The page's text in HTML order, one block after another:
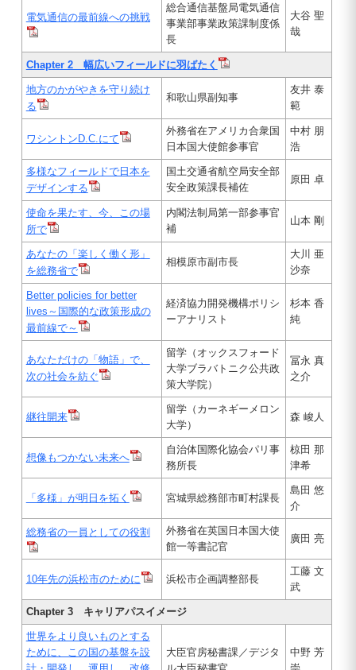
電気通信の最前線への挑戦
総合通信基盤局電気通信
事業部事業政策課制度係
長
大谷 聖
哉
Chapter 2 幅広いフィールドに羽ばたく
地方のかがやきを守り続け
る
和歌山県副知事
友井 泰
範
ワシントンD.C.にて
外務省在アメリカ合衆国
日本国大使館参事官
中村 朋
浩
多様なフィールドで日本を
デザインする
国土交通省航空局安全部
安全政策課長補佐
原田 卓
使命を果たす、今、この場
所で
内閣法制局第一部参事官
補
山本 剛
あなたの「楽しく働く形」
を総務省で
相模原市副市長
大川 亜
沙奈
Better policies for better
lives～国際的な政策形成の
最前線で～
経済協力開発機構ポリシ
ーアナリスト
杉本 香
純
あなただけの「物語」で、
次の社会を紡ぐ
留学（オックスフォード
大学ブラバトニク公共政
策大学院）
冨永 真
之介
継往開来
留学（カーネギーメロン
大学）
森 峻人
想像もつかない未来へ
自治体国際化協会パリ事
務所長
椋田 那
津希
「多様」が明日を拓く 宮城県総務部市町村課長
島田 悠
介
総務省の一員としての役割
外務省在英国日本国大使
館一等書記官
廣田 亮
10年先の浜松市のために 浜松市企画調整部長
工藤 文
武
Chapter 3 キャリアパスイメージ
世界をより良いものとする
ために、この国の基盤を設
大臣官房秘書課／デジタ
中野 芳